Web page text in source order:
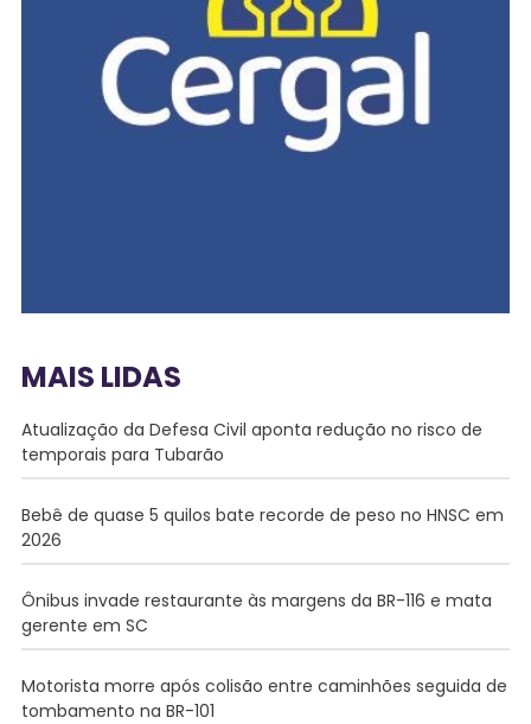
MAIS LIDAS
Atualização da Defesa Civil aponta redução no risco de
temporais para Tubarão
Bebê de quase 5 quilos bate recorde de peso no HNSC em
2026
Ônibus invade restaurante às margens da BR-116 e mata
gerente em SC
Motorista morre após colisão entre caminhões seguida de
tombamento na BR-101